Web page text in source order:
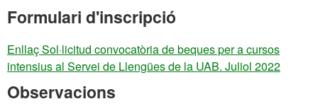
Formulari d'inscripció
Enllaç Sol·licitud convocatòria de beques per a cursos
intensius al Servei de Llengües de la UAB. Juliol 2022
Observacions